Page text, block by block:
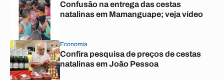
Confusão na entrega das cestas
natalinas em Mamanguape; veja vídeo
Economia
Confira pesquisa de preços de cestas
natalinas em João Pessoa